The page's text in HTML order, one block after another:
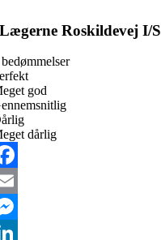
Lægerne Roskildevej I/S
god
dårlig